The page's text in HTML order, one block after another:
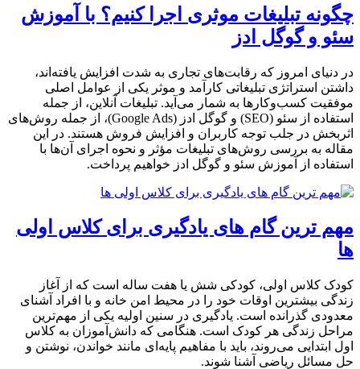
چگونه تبلیغات موثری اجرا کنیم؟ با آموزش
سئو و گوگل ادز
در دنیای امروز که رقابت‌های تجاری به شدت افزایش یافته‌اند،
داشتن استراتژی تبلیغاتی کارآمد و موثر یکی از عوامل اصلی
موفقیت کسب‌وکارها به شمار می‌آید. تبلیغات آنلاین، از جمله
استفاده از سئو (SEO) و گوگل ادز (Google Ads)، از جمله روش‌های
اثربخش در جلب توجه کاربران و افزایش فروش هستند. در این
مقاله به بررسی روش‌های تبلیغات مؤثر و نحوه اجرای آن‌ها با
استفاده از آموزش سئو و گوگل ادز خواهیم پرداخت.
مهم ترین گام های یادگیری برای کلاس اولی
ها
کودک کلاس اولی، کودکی شش یا هفت ساله است که از آغاز
زندگی بیشترین اوقات خود را در محیط امن خانه و با افراد آشنای
معدودی گذرانده است. یادگیری در سنین اولیه یکی از مهم‌ترین
مراحل زندگی هر کودک است. هنگامی که دانش‌آموزان به کلاس
اول ابتدایی می‌روند، باید با مفاهیم پایه‌ای مانند خواندن، نوشتن و
حل مسائل ریاضی آشنا شوند.